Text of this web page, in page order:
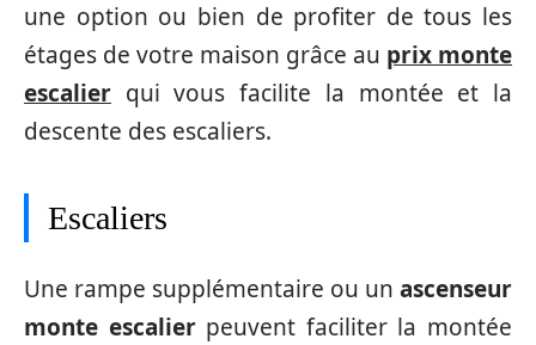
une option ou bien de profiter de tous les
étages de votre maison grâce au prix monte
escalier qui vous facilite la montée et la
descente des escaliers.
Escaliers
Une rampe supplémentaire ou un ascenseur
monte escalierpeuvent faciliter la montée